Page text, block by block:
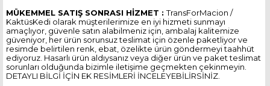
MÜKEMMEL SATIŞ SONRASI HİZMET :TransForMacion /
KaktüsKedi olarak müşterilerimize en iyi hizmeti sunmayı
amaçlıyor, güvenle satın alabilmeniz için, ambalaj kalitemize
güveniyor, her ürün sorunsuz teslimat için özenle paketliyor ve
resimde belirtilen renk, ebat, özelikte ürün göndermeyi taahhüt
ediyoruz. Hasarlı ürün aldıysanız veya diğer ürün ve paket teslimat
sorunları olduğunda bizimle iletişime geçmekten çekinmeyin.
DETAYLI BİLGİ İÇİN EK RESİMLERİ İNCELEYEBİLİRSİNİZ.